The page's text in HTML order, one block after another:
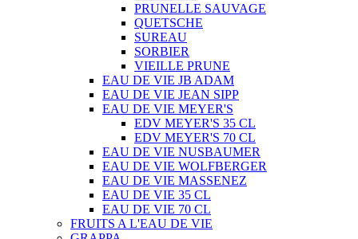
PRUNELLE SAUVAGE
QUETSCHE
SUREAU
SORBIER
VIEILLE PRUNE
EAU DE VIE JB ADAM
EAU DE VIE JEAN SIPP
EAU DE VIE MEYER'S
EDV MEYER'S 35 CL
EDV MEYER'S 70 CL
EAU DE VIE NUSBAUMER
EAU DE VIE WOLFBERGER
EAU DE VIE MASSENEZ
EAU DE VIE 35 CL
EAU DE VIE 70 CL
FRUITS A L'EAU DE VIE